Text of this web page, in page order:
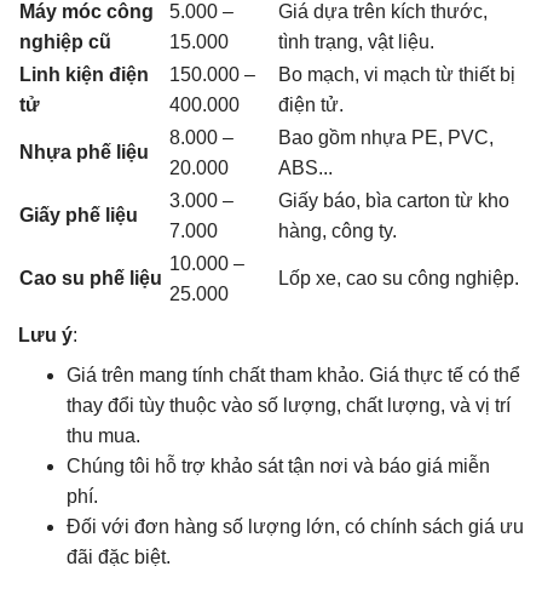
Máy móc công
nghiệp cũ
5.000 –
15.000
Giá dựa trên kích thước,
tình trạng, vật liệu.
Linh kiện điện
tử
150.000 –
400.000
Bo mạch, vi mạch từ thiết bị
điện tử.
Nhựa phế liệu
8.000 –
20.000
Bao gồm nhựa PE, PVC,
ABS...
Giấy phế liệu
3.000 –
7.000
Giấy báo, bìa carton từ kho
hàng, công ty.
Cao su phế liệu
10.000 –
25.000
Lốp xe, cao su công nghiệp.
Lưu ý:
Giá trên mang tính chất tham khảo. Giá thực tế có thể
thay đổi tùy thuộc vào số lượng, chất lượng, và vị trí
thu mua.
Chúng tôi hỗ trợ khảo sát tận nơi và báo giá miễn
phí.
Đối với đơn hàng số lượng lớn, có chính sách giá ưu
đãi đặc biệt.